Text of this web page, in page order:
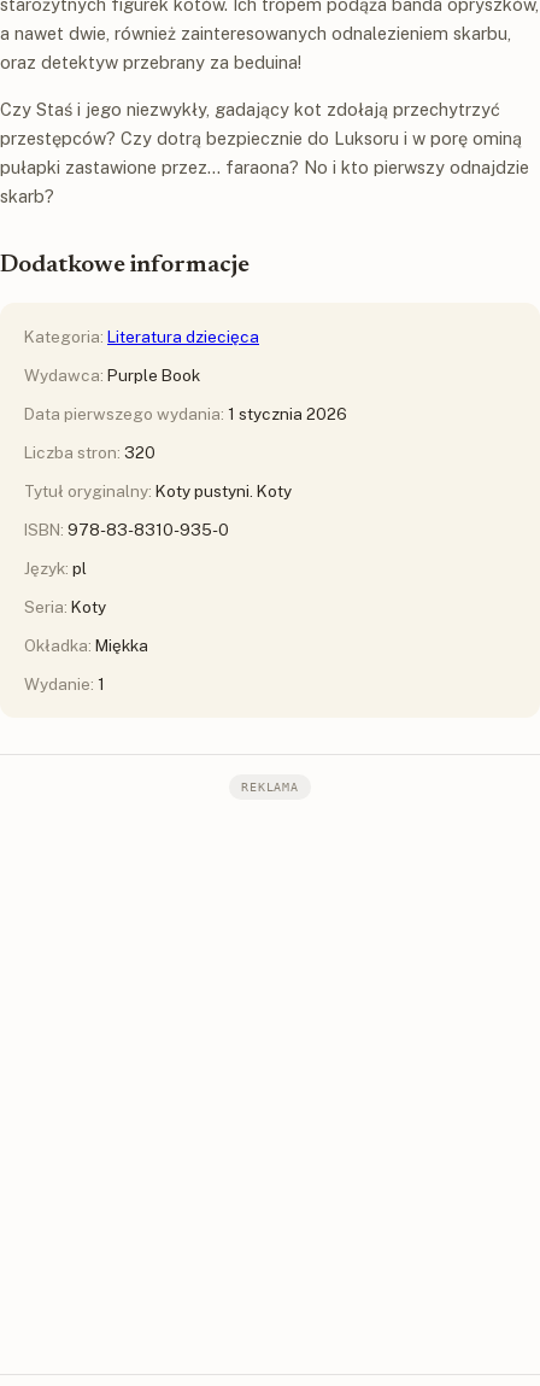
starożytnych figurek kotów. Ich tropem podąża banda opryszków,
a nawet dwie, również zainteresowanych odnalezieniem skarbu,
oraz detektyw przebrany za beduina!
Czy Staś i jego niezwykły, gadający kot zdołają przechytrzyć
przestępców? Czy dotrą bezpiecznie do Luksoru i w porę ominą
pułapki zastawione przez… faraona? No i kto pierwszy odnajdzie
skarb?
Dodatkowe informacje
Kategoria: Literatura dziecięca
Wydawca: Purple Book
Data pierwszego wydania: 1 stycznia 2026
Liczba stron: 320
Tytuł oryginalny: Koty pustyni. Koty
ISBN: 978-83-8310-935-0
Język: pl
Seria: Koty
Okładka: Miękka
Wydanie: 1
REKLAMA